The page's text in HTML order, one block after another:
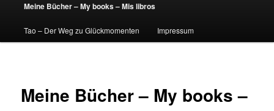
Meine Bücher – My books – Mis libros
Tao – Der Weg zu Glückmomenten Impressum
Meine Bücher – My books –